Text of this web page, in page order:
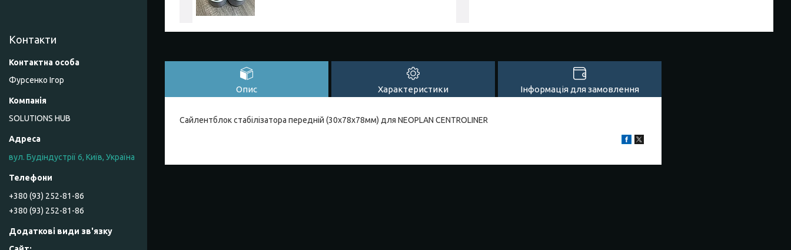
Опис Характеристики Інформація для замовлення
Сайлентблок стабілізатора передній (30x78x78мм) для NEOPLAN CENTROLINER
Контакти
Фурсенко Ігор
SOLUTIONS HUB
вул. Будіндустрії 6, Київ, Україна
+380 (93) 252-81-86
+380 (93) 252-81-86